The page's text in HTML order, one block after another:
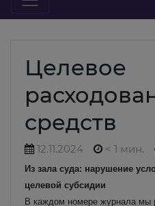
Целевое
средств
12.11.2024 < 1 мин.
Из зала суда: нарушение
целевой субсидии
В каждом номере журнала мы